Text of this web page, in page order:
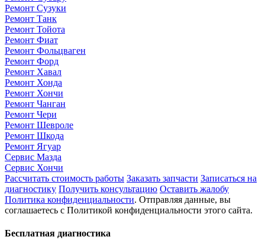
Ремонт Сузуки
Ремонт Танк
Ремонт Тойота
Ремонт Фиат
Ремонт Фольцваген
Ремонт Форд
Ремонт Хавал
Ремонт Хонда
Ремонт Хончи
Ремонт Чанган
Ремонт Чери
Ремонт Шевроле
Ремонт Шкода
Ремонт Ягуар
Сервис Мазда
Сервис Хончи
Рассчитать стоимость работы Заказать запчасти Записаться на
диагностику Получить консультацию Оставить жалобу
Политика конфиденциальности. Отправляя данные, вы
соглашаетесь с Политикой конфиденциальности этого сайта.
Бесплатная диагностика